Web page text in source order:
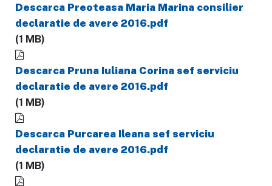
Descarca Preoteasa Maria Marina consilier
declaratie de avere 2016.pdf
(1 MB)
Descarca Pruna Iuliana Corina sef serviciu
declaratie de avere 2016.pdf
(1 MB)
Descarca Purcarea Ileana sef serviciu
declaratie de avere 2016.pdf
(1 MB)